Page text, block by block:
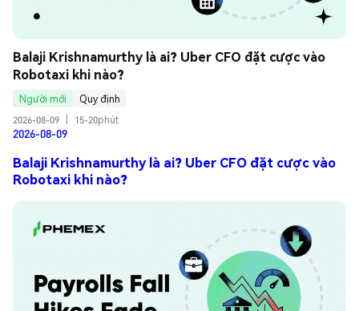
Balaji Krishnamurthy là ai? Uber CFO đặt cược vào
Robotaxi khi nào?
Người mới
Quy định
2026-08-09
15-20phút
2026-08-09
Balaji Krishnamurthy là ai? Uber CFO đặt cược vào
Robotaxi khi nào?